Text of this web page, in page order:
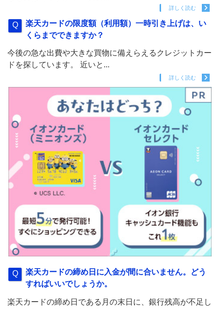
詳しく読む
楽天カードの限度額（利用額）一時引き上げは、い
くらまでできますか？
今後の急な出費や大きな買物に備えらえるクレジットカー
ドを探しています。 近いと...
詳しく読む
楽天カードの締め日に入金が間に合いません。どう
すればいいでしょうか。
楽天カードの締め日である月の末日に、銀行残高が不足し